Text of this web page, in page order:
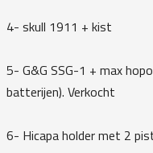
4- skull 1911 + kist
5- G&G SSG-1 + max
batterijen). Verkocht
6- Hicapa holder met 2